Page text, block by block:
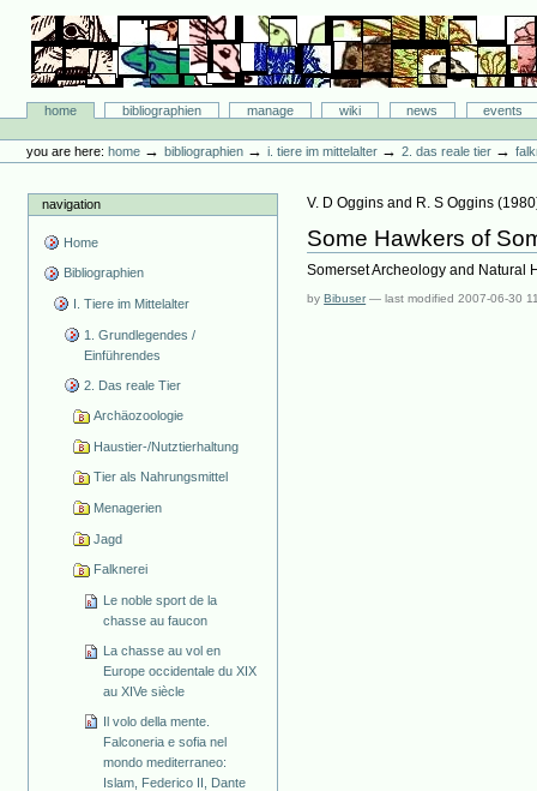
content.
navigation
Bibliographie-Portal
Sectionshome bibliographien manage wiki news
events
tools
you are here: home →bibliographien →i. tiere im mittelalter →2. das reale tier →
navigation
Home
Bibliographien
I. Tiere im Mittelalter
1. Grundlegendes /
Einführendes
2. Das reale Tier
Archäozoologie
Haustier-/Nutztierhaltung
Tier als Nahrungsmittel
Menagerien
Jagd
Falknerei
Le noble sport de la
chasse au faucon
La chasse au vol en
Europe occidentale du XIX
au XIVe siècle
Il volo della mente.
Falconeria e sofia nel
mondo mediterraneo:
Islam, Federico II, Dante
V. D Oggins and R. S Oggins (1980
Some Hawkers of
Somerset Archeology and Natural
byBibuser —last modified2007-06-30